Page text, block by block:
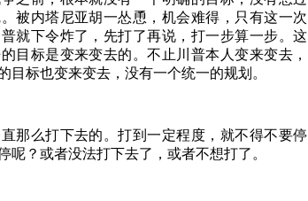
被内塔尼亚胡一怂恿，机会难得，只有这一次
就下令炸了，先打了再说，打一步算一步。这
目标是变来变去的。不止川普本人变来变去，
目标也变来变去，没有一个统一的规划。
那么打下去的。打到一定程度，就不得不要停
呢？或者没法打下去了，或者不想打了。